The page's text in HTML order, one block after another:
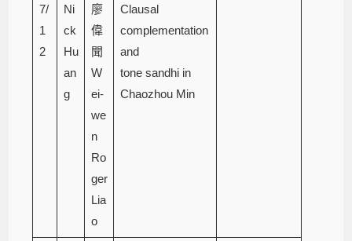
7/
1
2
Ni
ck
Hu
an
g
廖
偉
聞
W
ei-
we
n
Ro
ger
Lia
o
Clausal
complementation
and
tone sandhi in
Chaozhou Min